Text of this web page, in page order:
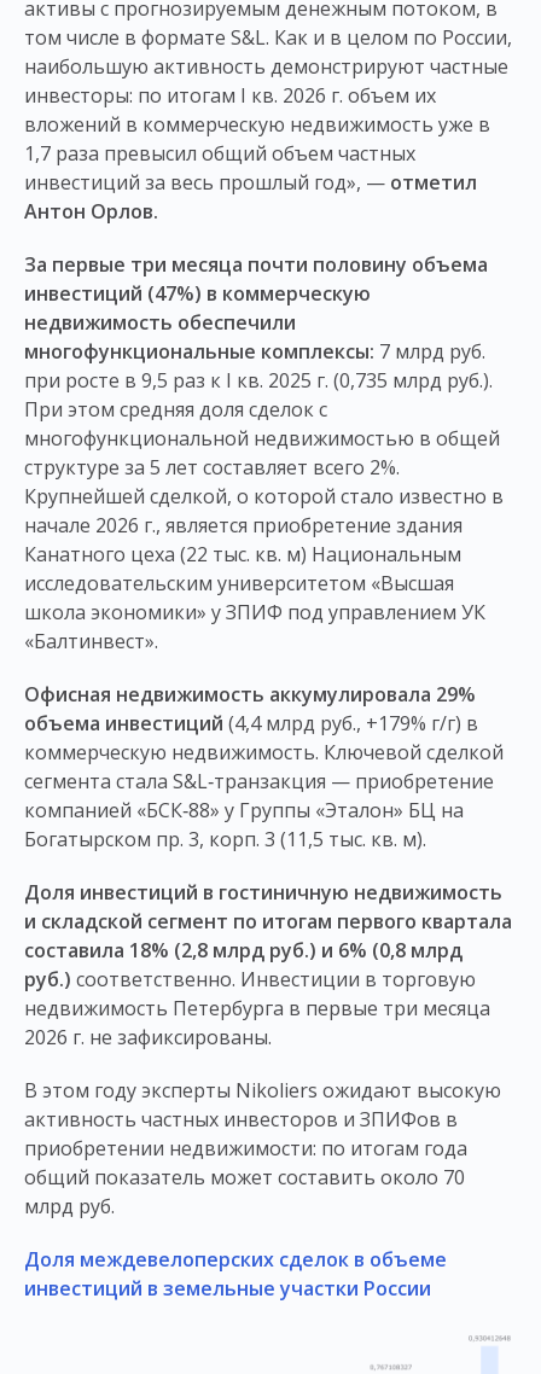
активы с прогнозируемым денежным потоком, в
том числе в формате S&L. Как и в целом по России,
наибольшую активность демонстрируют частные
инвесторы: по итогам I кв. 2026 г. объем их
вложений в коммерческую недвижимость уже в
1,7 раза превысил общий объем частных
инвестиций за весь прошлый год», — отметил
Антон Орлов.
За первые три месяца почти половину объема
инвестиций (47%) в коммерческую
недвижимость обеспечили
многофункциональные комплексы: 7 млрд руб.
при росте в 9,5 раз к I кв. 2025 г. (0,735 млрд руб.).
При этом средняя доля сделок с
многофункциональной недвижимостью в общей
структуре за 5 лет составляет всего 2%.
Крупнейшей сделкой, о которой стало известно в
начале 2026 г., является приобретение здания
Канатного цеха (22 тыс. кв. м) Национальным
исследовательским университетом «Высшая
школа экономики» у ЗПИФ под управлением УК
«Балтинвест».
Офисная недвижимость аккумулировала 29%
объема инвестиций (4,4 млрд руб., +179% г/г) в
коммерческую недвижимость. Ключевой сделкой
сегмента стала S&L‑транзакция — приобретение
компанией «БСК‑88» у Группы «Эталон» БЦ на
Богатырском пр. 3, корп. 3 (11,5 тыс. кв. м).
Доля инвестиций в гостиничную недвижимость
и складской сегмент по итогам первого квартала
составила 18% (2,8 млрд руб.) и 6% (0,8 млрд
руб.) соответственно. Инвестиции в торговую
недвижимость Петербурга в первые три месяца
2026 г. не зафиксированы.
В этом году эксперты Nikoliers ожидают высокую
активность частных инвесторов и ЗПИФов в
приобретении недвижимости: по итогам года
общий показатель может составить около 70
млрд руб.
Доля междевелоперских сделок в объеме
инвестиций в земельные участки России